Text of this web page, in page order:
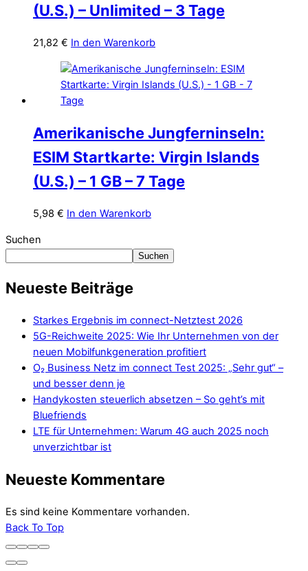
(U.S.) – Unlimited – 3 Tage
21,82 € In den Warenkorb
Amerikanische Jungferninseln:
ESIM Startkarte: Virgin Islands
(U.S.) – 1 GB – 7 Tage
5,98 € In den Warenkorb
Suchen
Suchen
Neueste Beiträge
Starkes Ergebnis im connect-Netztest 2026
5G-Reichweite 2025: Wie Ihr Unternehmen von der
neuen Mobilfunkgeneration profitiert
O₂ Business Netz im connect Test 2025: „Sehr gut“ –
und besser denn je
Handykosten steuerlich absetzen – So geht’s mit
Bluefriends
LTE für Unternehmen: Warum 4G auch 2025 noch
unverzichtbar ist
Neueste Kommentare
Es sind keine Kommentare vorhanden.
Back To Top